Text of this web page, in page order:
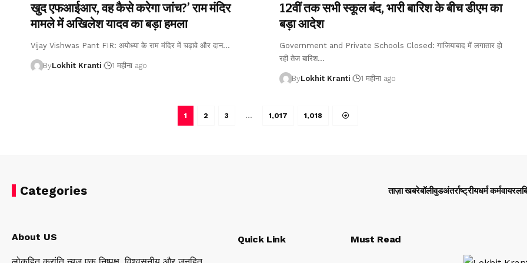
खुद एफआईआर, वह कैसे करेगा जांच?’ राम मंदिर
मामले में अखिलेश यादव का बड़ा हमला
Vijay Vishwas Pant FIR: अयोध्या के राम मंदिर में चढ़ावे और दान…
ByLokhit Kranti 1 महीना ago
12वीं तक सभी स्कूल बंद, भारी बारिश के बीच डीएम का
बड़ा आदेश
Government and Private Schools Closed: गाजियाबाद में लगातार हो
रही तेज बारिश…
ByLokhit Kranti 1 महीना ago
1 2 3 … 1,017 1,018
Categories ताज़ा खबरेबॉलीवुडअंतर्राष्ट्रीयधर्म कर्मवायरल
About US Quick Link Must Read